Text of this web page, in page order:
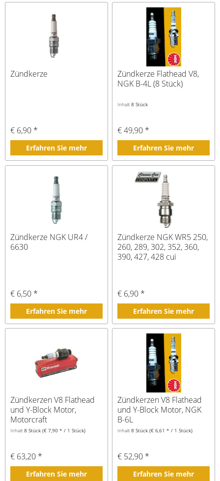
Zündkerze
€ 6,90 *
Erfahren Sie mehr
Zündkerze Flathead V8,
NGK B-4L (8 Stück)
Inhalt8 Stück
€ 49,90 *
Erfahren Sie mehr
Zündkerze NGK UR4 /
6630
€ 6,50 *
Erfahren Sie mehr
Zündkerze NGK WR5 250,
260, 289, 302, 352, 360,
390, 427, 428 cui
€ 6,90 *
Erfahren Sie mehr
Zündkerzen V8 Flathead
und Y-Block Motor,
Motorcraft
Inhalt8 Stück(€ 7,90 * / 1 Stück)
€ 63,20 *
Erfahren Sie mehr
Zündkerzen V8 Flathead
und Y-Block Motor, NGK
B-6L
Inhalt8 Stück(€ 6,61 * / 1 Stück)
€ 52,90 *
Erfahren Sie mehr